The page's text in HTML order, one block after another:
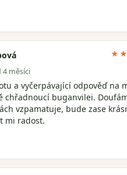
4 měsíci
a vyčerpávající odpověď na
chřadnoucí buganvilei.
vzpamatuje, bude zase
mi radost.